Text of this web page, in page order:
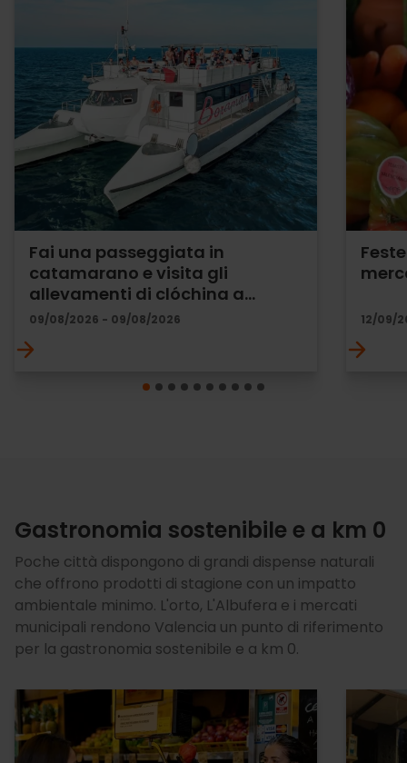
Fai una passeggiata in
catamarano e visita gli
allevamenti di clóchina a…
09/08/2026 - 09/08/2026 12/09/
Gastronomia sostenibile e a km 0
Poche città dispongono di grandi dispense naturali
che offrono prodotti di stagione con un impatto
ambientale minimo. L'orto, L'Albufera e i mercati
municipali rendono Valencia un punto di riferimento
per la gastronomia sostenibile e a km 0.